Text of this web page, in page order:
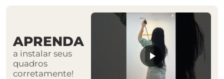
APRENDA
a instalar seus
quadros
corretamente!